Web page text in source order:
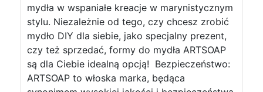
mydła w wspaniałe kreacje w marynistycznym
stylu. Niezależnie od tego, czy chcesz zrobić
mydło DIY dla siebie, jako specjalny prezent,
czy też sprzedać, formy do mydła ARTSOAP
są dla Ciebie idealną opcją! Bezpieczeństwo:
ARTSOAP to włoska marka, będąca